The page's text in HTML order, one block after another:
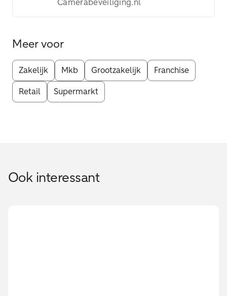
Camerabeveiliging.nl
Meer voor
Zakelijk Mkb Grootzakelijk Franchise
Retail Supermarkt
Ook interessant